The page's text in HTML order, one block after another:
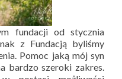
fundacji od stycznia
z Fundacją byliśmy
Pomoc jaką mój syn
bardzo szeroki zakres.